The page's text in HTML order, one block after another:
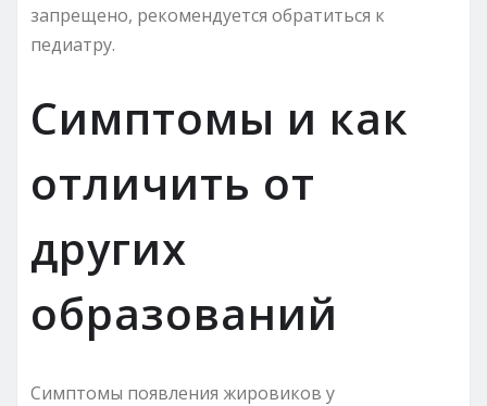
запрещено, рекомендуется обратиться к
педиатру.
Симптомы и как
отличить от
других
образований
Симптомы появления жировиков у